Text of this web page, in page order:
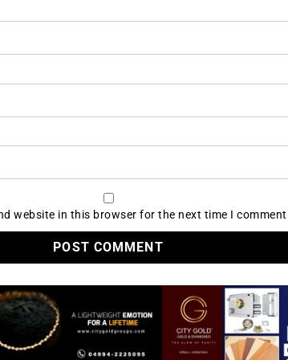
website in this browser for the next time I